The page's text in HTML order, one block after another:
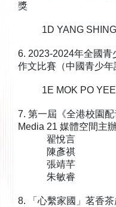
獎
1D YANG
6. 2023-2024年全國青
作文比賽（中國青少
1E MOK PO
7. 第一屆《全港校園
Media 21 媒體空間主
翟悅言
陳彥祺
張靖芊
朱敏睿
8. 「心繫家國」茗香